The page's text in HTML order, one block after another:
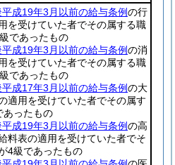
成19年3月以前の給与条例の行
を受けていた者でその属する職
であったもの
成19年3月以前の給与条例の消
を受けていた者でその属する職
であったもの
成17年3月以前の給与条例の大
適用を受けていた者でその属す
あったもの
成19年3月以前の給与条例の高
料表の適用を受けていた者でそ
4級であったもの